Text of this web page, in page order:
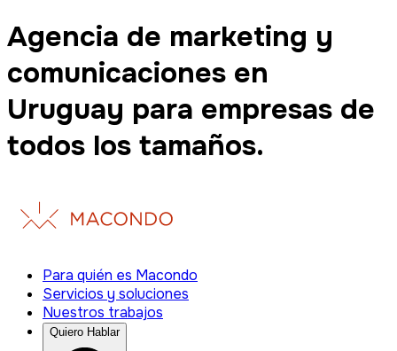
Agencia de marketing y
comunicaciones en
Uruguay para empresas de
todos los tamaños.
Para quién es Macondo
Servicios y soluciones
Nuestros trabajos
Quiero Hablar